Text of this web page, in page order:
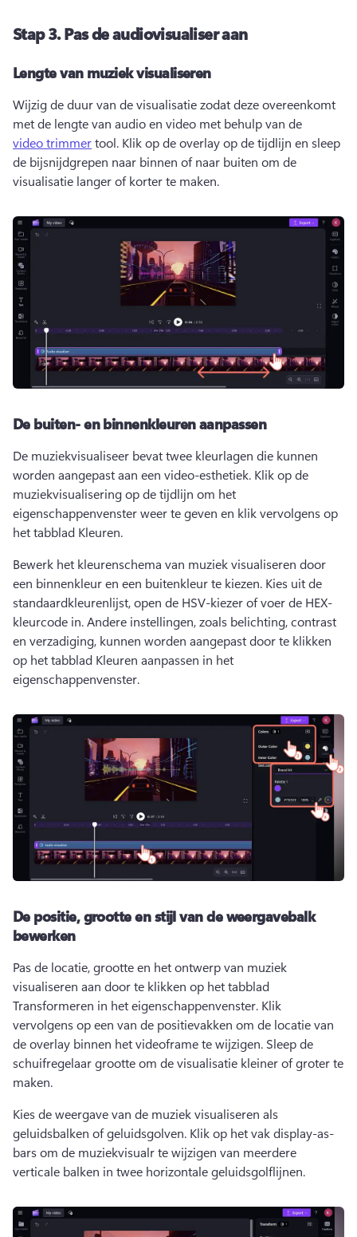
Stap 3.Pas de audiovisualiser aan
Lengte van muziek visualiseren
Wijzig de duur van de visualisatie zodat deze overeenkomt
met de lengte van audio en video met behulp van de
video trimmer tool. Klik op de overlay op de tijdlijn en sleep
de bijsnijdgrepen naar binnen of naar buiten om de
visualisatie langer of korter te maken.
De buiten- en binnenkleuren aanpassen
De muziekvisualiseer bevat twee kleurlagen die kunnen
worden aangepast aan een video-esthetiek. Klik op de
muziekvisualisering op de tijdlijn om het
eigenschappenvenster weer te geven en klik vervolgens op
het tabblad Kleuren.
Bewerk het kleurenschema van muziek visualiseren door
een binnenkleur en een buitenkleur te kiezen. Kies uit de
standaardkleurenlijst, open de HSV-kiezer of voer de HEX-
kleurcode in. Andere instellingen, zoals belichting, contrast
en verzadiging, kunnen worden aangepast door te klikken
op het tabblad Kleuren aanpassen in het
eigenschappenvenster.
De positie, grootte en stijl van de weergavebalk
bewerken
Pas de locatie, grootte en het ontwerp van muziek
visualiseren aan door te klikken op het tabblad
Transformeren in het eigenschappenvenster. Klik
vervolgens op een van de positievakken om de locatie van
de overlay binnen het videoframe te wijzigen. Sleep de
schuifregelaar grootte om de visualisatie kleiner of groter te
maken.
Kies de weergave van de muziek visualiseren als
geluidsbalken of geluidsgolven. Klik op het vak display-as-
bars om de muziekvisualr te wijzigen van meerdere
verticale balken in twee horizontale geluidsgolflijnen.